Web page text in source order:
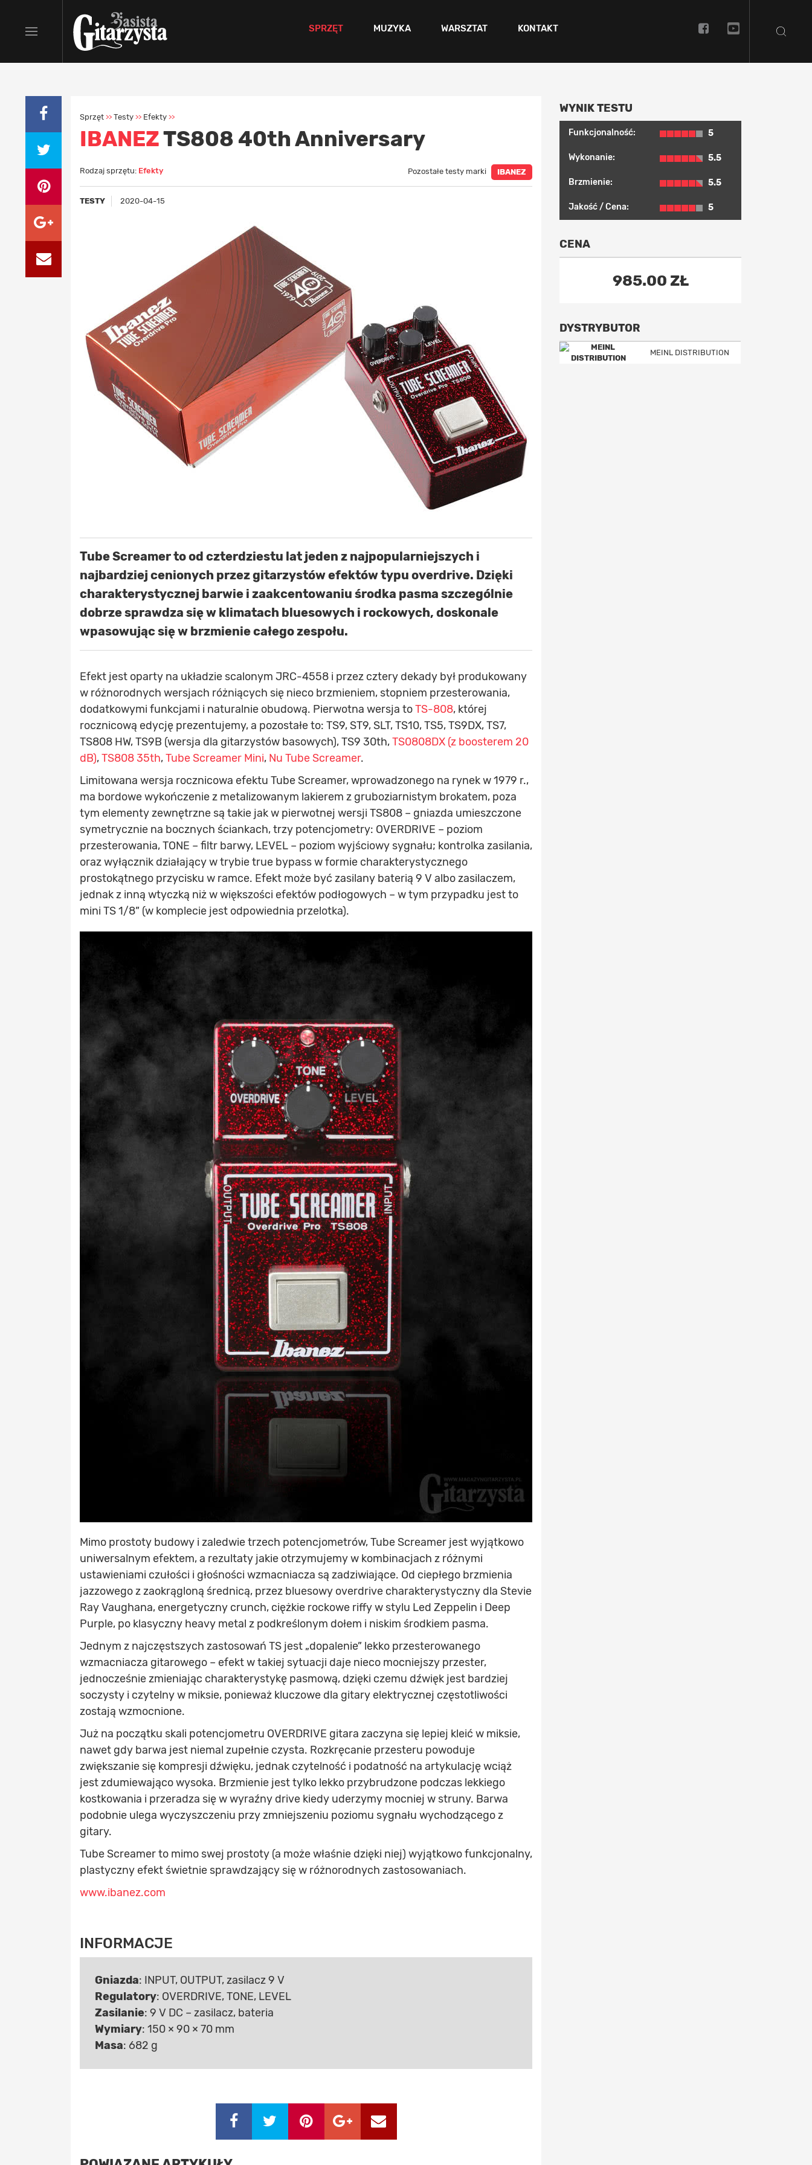
SPRZĘT MUZYKA WARSZTAT KONTAKT
Sprzęt >> Testy >> Efekty >>
IBANEZTS808 40th Anniversary
Rodzaj sprzętu: Efekty Pozostałe testy marki IBANEZ
TESTY 2020-04-15
Tube Screamer to od czterdziestu lat jeden z najpopularniejszych i
najbardziej cenionych przez gitarzystów efektów typu overdrive. Dzięki
charakterystycznej barwie i zaakcentowaniu środka pasma szczególnie
dobrze sprawdza się w klimatach bluesowych i rockowych, doskonale
wpasowując się w brzmienie całego zespołu.
Efekt jest oparty na układzie scalonym JRC-4558 i przez cztery dekady był produkowany
w różnorodnych wersjach różniących się nieco brzmieniem, stopniem przesterowania,
dodatkowymi funkcjami i naturalnie obudową. Pierwotna wersja toTS-808, której
rocznicową edycję prezentujemy, a pozostałe to: TS9, ST9, SLT, TS10, TS5, TS9DX, TS7,
TS808 HW, TS9B (wersja dla gitarzystów basowych), TS9 30th,TS0808DX (z boosterem 20
dB),TS808 35th,Tube Screamer Mini, Nu Tube Screamer.
Limitowana wersja rocznicowa efektu Tube Screamer, wprowadzonego na rynek w 1979 r.,
ma bordowe wykończenie z metalizowanym lakierem z gruboziarnistym brokatem, poza
tym elementy zewnętrzne są takie jak w pierwotnej wersji TS808 – gniazda umieszczone
symetrycznie na bocznych ściankach, trzy potencjometry: OVERDRIVE – poziom
przesterowania, TONE – filtr barwy, LEVEL – poziom wyjściowy sygnału; kontrolka zasilania,
oraz wyłącznik działający w trybie true bypass w formie charakterystycznego
prostokątnego przycisku w ramce. Efekt może być zasilany baterią 9 V albo zasilaczem,
jednak z inną wtyczką niż w większości efektów podłogowych – w tym przypadku jest to
mini TS 1/8” (w komplecie jest odpowiednia przelotka).
Mimo prostoty budowy i zaledwie trzech potencjometrów, Tube Screamer jest wyjątkowo
uniwersalnym efektem, a rezultaty jakie otrzymujemy w kombinacjach z różnymi
ustawieniami czułości i głośności wzmacniacza są zadziwiające. Od ciepłego brzmienia
jazzowego z zaokrągloną średnicą, przez bluesowy overdrive charakterystyczny dla Stevie
Ray Vaughana, energetyczny crunch, ciężkie rockowe riffy w stylu Led Zeppelin i Deep
Purple, po klasyczny heavy metal z podkreślonym dołem i niskim środkiem pasma.
Jednym z najczęstszych zastosowań TS jest „dopalenie” lekko przesterowanego
wzmacniacza gitarowego – efekt w takiej sytuacji daje nieco mocniejszy przester,
jednocześnie zmieniając charakterystykę pasmową, dzięki czemu dźwięk jest bardziej
soczysty i czytelny w miksie, ponieważ kluczowe dla gitary elektrycznej częstotliwości
zostają wzmocnione.
Już na początku skali potencjometru OVERDRIVE gitara zaczyna się lepiej kleić w miksie,
nawet gdy barwa jest niemal zupełnie czysta. Rozkręcanie przesteru powoduje
zwiększanie się kompresji dźwięku, jednak czytelność i podatność na artykulację wciąż
jest zdumiewająco wysoka. Brzmienie jest tylko lekko przybrudzone podczas lekkiego
kostkowania i przeradza się w wyraźny drive kiedy uderzymy mocniej w struny. Barwa
podobnie ulega wyczyszczeniu przy zmniejszeniu poziomu sygnału wychodzącego z
gitary.
Tube Screamer to mimo swej prostoty (a może właśnie dzięki niej) wyjątkowo funkcjonalny,
plastyczny efekt świetnie sprawdzający się w różnorodnych zastosowaniach.
www.ibanez.com
INFORMACJE
Gniazda: INPUT, OUTPUT, zasilacz 9 V
Regulatory: OVERDRIVE, TONE, LEVEL
Zasilanie: 9 V DC – zasilacz, bateria
Wymiary: 150 × 90 × 70 mm
Masa: 682 g
WYNIK TESTU
Funkcjonalność: 5
Wykonanie: 5.5
Brzmienie: 5.5
Jakość / Cena: 5
CENA
985.00 ZŁ
DYSTRYBUTOR
MEINL DISTRIBUTION